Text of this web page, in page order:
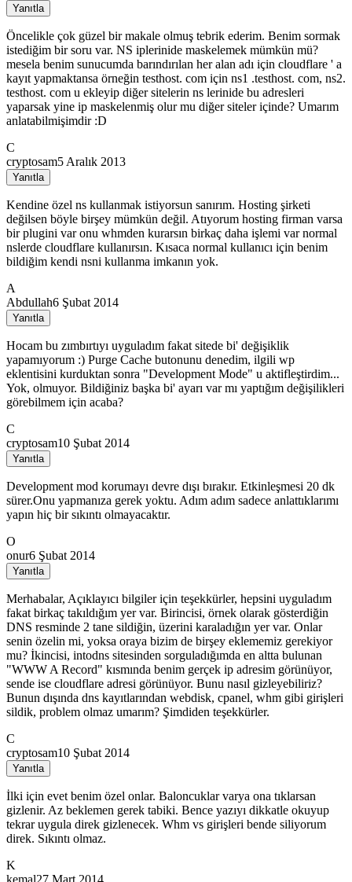
Yanıtla
Öncelikle çok güzel bir makale olmuş tebrik ederim. Benim sormak
istediğim bir soru var. NS iplerinide maskelemek mümkün mü?
mesela benim sunucumda barındırılan her alan adı için cloudflare ' a
kayıt yapmaktansa örneğin testhost. com için ns1 .testhost. com, ns2.
testhost. com u ekleyip diğer sitelerin ns lerinide bu adresleri
yaparsak yine ip maskelenmiş olur mu diğer siteler içinde? Umarım
anlatabilmişimdir :D
C
cryptosam5 Aralık 2013
Yanıtla
Kendine özel ns kullanmak istiyorsun sanırım. Hosting şirketi
değilsen böyle birşey mümkün değil. Atıyorum hosting firman varsa
bir plugini var onu whmden kurarsın birkaç daha işlemi var normal
nslerde cloudflare kullanırsın. Kısaca normal kullanıcı için benim
bildiğim kendi nsni kullanma imkanın yok.
A
Abdullah6 Şubat 2014
Yanıtla
Hocam bu zımbırtıyı uyguladım fakat sitede bi' değişiklik
yapamıyorum :) Purge Cache butonunu denedim, ilgili wp
eklentisini kurduktan sonra "Development Mode" u aktifleştirdim...
Yok, olmuyor. Bildiğiniz başka bi' ayarı var mı yaptığım değişilikleri
görebilmem için acaba?
C
cryptosam10 Şubat 2014
Yanıtla
Development mod korumayı devre dışı bırakır. Etkinleşmesi 20 dk
sürer.Onu yapmanıza gerek yoktu. Adım adım sadece anlattıklarımı
yapın hiç bir sıkıntı olmayacaktır.
O
onur6 Şubat 2014
Yanıtla
Merhabalar, Açıklayıcı bilgiler için teşekkürler, hepsini uyguladım
fakat birkaç takıldığım yer var. Birincisi, örnek olarak gösterdiğin
DNS resminde 2 tane sildiğin, üzerini karaladığın yer var. Onlar
senin özelin mi, yoksa oraya bizim de birşey eklememiz gerekiyor
mu? İkincisi, intodns sitesinden sorguladığımda en altta bulunan
"WWW A Record" kısmında benim gerçek ip adresim görünüyor,
sende ise cloudflare adresi görünüyor. Bunu nasıl gizleyebiliriz?
Bunun dışında dns kayıtlarından webdisk, cpanel, whm gibi girişleri
sildik, problem olmaz umarım? Şimdiden teşekkürler.
C
cryptosam10 Şubat 2014
Yanıtla
İlki için evet benim özel onlar. Baloncuklar varya ona tıklarsan
gizlenir. Az beklemen gerek tabiki. Bence yazıyı dikkatle okuyup
tekrar uygula direk gizlenecek. Whm vs girişleri bende siliyorum
direk. Sıkıntı olmaz.
K
kemal27 Mart 2014